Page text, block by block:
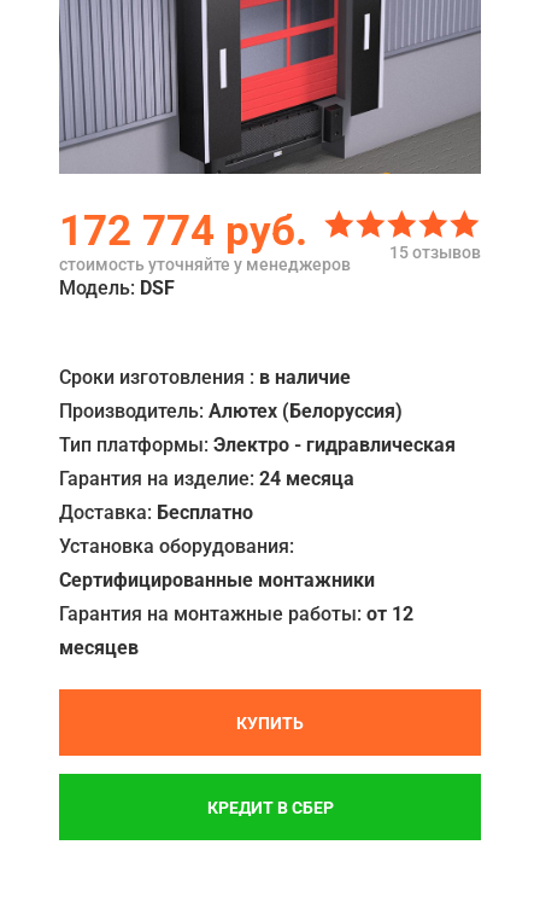
МЕНЮ
Главная
Акции
Ремонт
Сервис
О компании
Где купить
Отзывы
Контакты
172 774 руб.
стоимость уточняйте у менеджеров
Модель: DSF
Сроки изготовления : в наличие
Производитель: Алютех (Белоруссия)
Тип платформы: Электро - гидравлическая
Гарантия на изделие: 24 месяца
Доставка: Бесплатно
Установка оборудования:
Сертифицированные монтажники
Гарантия на монтажные работы: от 12
месяцев
КУПИТЬ
КРЕДИТ В СБЕР
15 отзывов